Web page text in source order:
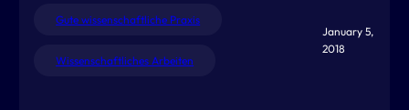
Gute wissenschaftliche Praxis
Wissenschaftliches Arbeiten
January 5,
2018